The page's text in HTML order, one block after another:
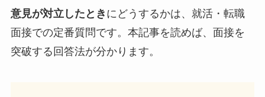
意見が対立したとき にどうするかは、就活・転職
面接での定番質問です。本記事を読めば、面接を
突破する回答法が分かります。